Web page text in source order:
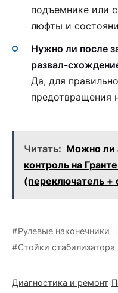
подъемнике или
люфты и
Нужно ли после
развал-
Да, для
предотвращения
Читать: Можно ли
контроль на
(переключатель +
Рулевые наконечники
Стойки стабилизатора
Диагностика и ремонт